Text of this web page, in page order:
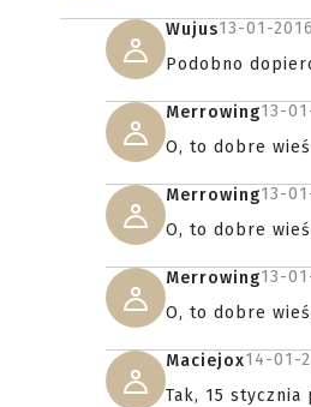
Wujus13-01-
Podobno
Merrowing13-
O, to dobre
Merrowing13-
O, to dobre
Merrowing13-
O, to dobre
Maciejox14-01-
Tak, 15